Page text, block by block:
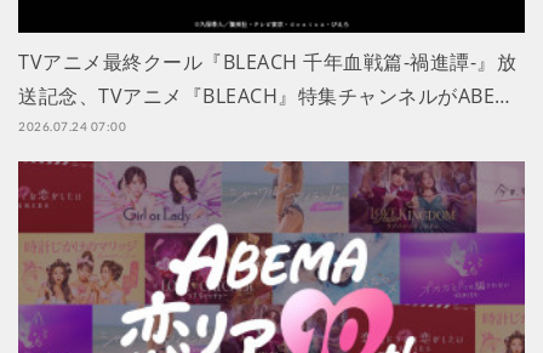
TVアニメ最終クール『BLEACH 千年血戦篇-禍進譚-』放
送記念、TVアニメ『BLEACH』特集チャンネルがABE…
2026.07.24 07:00